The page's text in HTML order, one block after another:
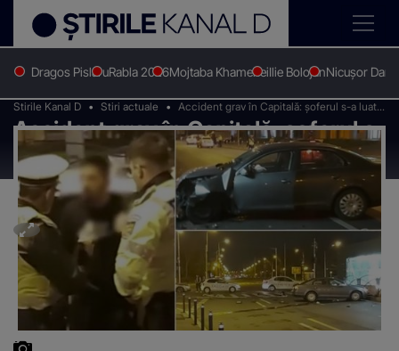
Dragos PislaruRabla 2026Mojtaba KhameneiIlie BolojanNicușor Dan
Stirile Kanal D Stiri actuale
Accident grav în Capitală: șoferul s-a luat
la ceartă cu polițiștii
Accident grav în Capitală: șoferul s-
a luat la ceartă cu polițiștii